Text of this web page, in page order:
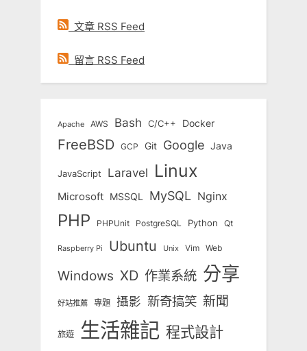
文章 RSS Feed
留言 RSS Feed
Apache AWS Bash C/C++ Docker
FreeBSD GCP Git Google Java
JavaScript Laravel Linux
Microsoft MSSQL MySQL Nginx
PHP PHPUnit PostgreSQL Python Qt
Raspberry Pi Ubuntu Unix Vim Web
Windows XD 作業系統 分享
好站推薦 專題 攝影 新奇搞笑 新聞
旅遊 生活雜記 程式設計